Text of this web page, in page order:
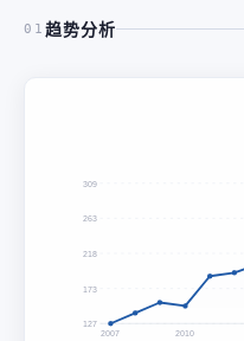
01 趋势分析
309
263
218
173
127
2007 2010